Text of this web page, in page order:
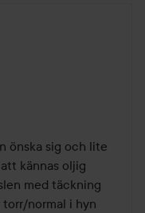
önska sig och lite
kännas oljig
med täckning
torr/normal i hyn